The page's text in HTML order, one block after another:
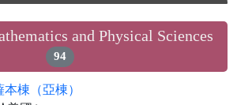
and Physical Sciences
94
本棟（亞棟）